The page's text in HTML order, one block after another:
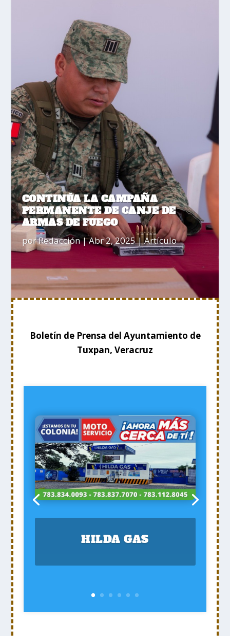
CONTINÚA LA CAMPAÑA
PERMANENTE DE CANJE DE
ARMAS DE FUEGO
porRedacción|Abr 2, 2025|Artículo
Boletín de Prensa del Ayuntamiento de
Tuxpan, Veracruz
HILDA GAS